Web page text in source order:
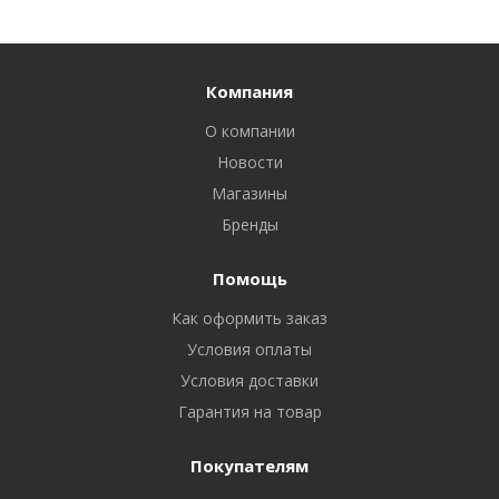
Компания
О компании
Новости
Магазины
Бренды
Помощь
Как оформить заказ
Условия оплаты
Условия доставки
Гарантия на товар
Покупателям